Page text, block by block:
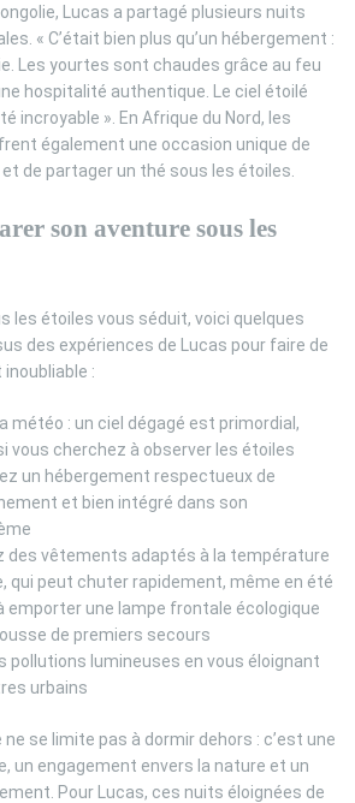
Lucas a partagé plusieurs nuits
« C’était bien plus qu’un hébergement :
Les yourtes sont chaudes grâce au feu
hospitalité authentique. Le ciel étoilé
incroyable ». En Afrique du Nord, les
également une occasion unique de
de partager un thé sous les étoiles.
son aventure sous les
les étoiles vous séduit, voici quelques
des expériences de Lucas pour faire de
:
météo : un ciel dégagé est primordial,
vous cherchez à observer les étoiles
un hébergement respectueux de
et bien intégré dans son
des vêtements adaptés à la température
qui peut chuter rapidement, même en été
emporter une lampe frontale écologique
de premiers secours
pollutions lumineuses en vous éloignant
urbains
ne se limite pas à dormir dehors : c’est une
un engagement envers la nature et un
Pour Lucas, ces nuits éloignées de